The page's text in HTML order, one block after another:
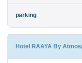
Hotel RAAYA By